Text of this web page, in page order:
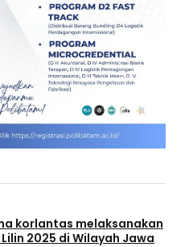
korlantas melaksanakan
2025 di Wilayah Jawa